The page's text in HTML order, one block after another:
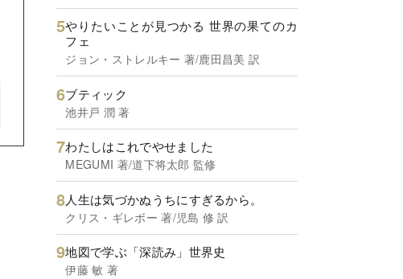
やりたいことが見つかる 世界の果てのカ
フェ
ジョン・ストレルキー 著/鹿田昌美 訳
ブティック
池井戸 潤 著
わたしはこれでやせました
MEGUMI 著/道下将太郎 監修
人生は気づかぬうちにすぎるから。
クリス・ギレボー 著/児島 修 訳
地図で学ぶ「深読み」世界史
伊藤 敏 著